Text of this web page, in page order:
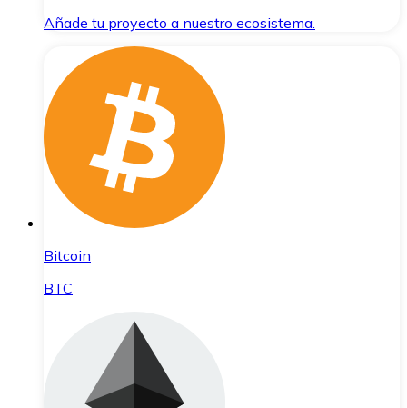
Añade tu proyecto a nuestro ecosistema.
Bitcoin
BTC